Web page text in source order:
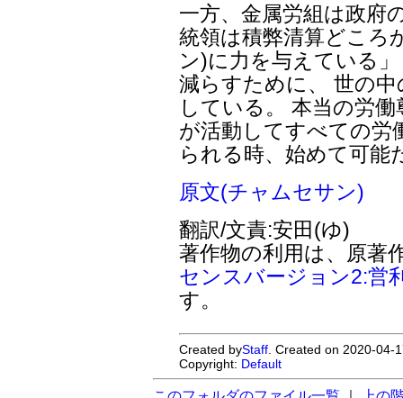
一方、金属労組は政府
統領は積弊清算どころ
ン)に力を与えている
減らすために、 世の
している。 本当の労
が活動してすべての労
られる時、始めて可能
原文(チャムセサン)
翻訳/文責:安田(ゆ)
著作物の利用は、原著
センスバージョン2:営
す。
Created byStaff . Created on 2020-
Copyright: Default